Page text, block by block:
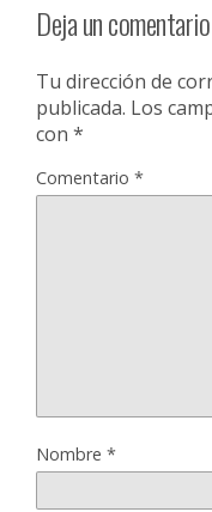
Deja un comentario
Tu dirección de
publicada. Los
con *
Comentario *
Nombre *